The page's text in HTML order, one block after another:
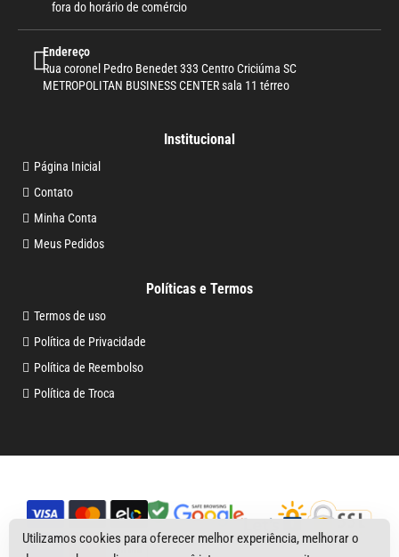
fora do horário de comércio
Endereço
Rua coronel Pedro Benedet 333 Centro Criciúma SC
METROPOLITAN BUSINESS CENTER sala 11 térreo
Institucional
Página Inicial
Contato
Minha Conta
Meus Pedidos
Políticas e Termos
Termos de uso
Política de Privacidade
Política de Reembolso
Política de Troca
Utilizamos cookies para oferecer melhor experiência, melhorar o